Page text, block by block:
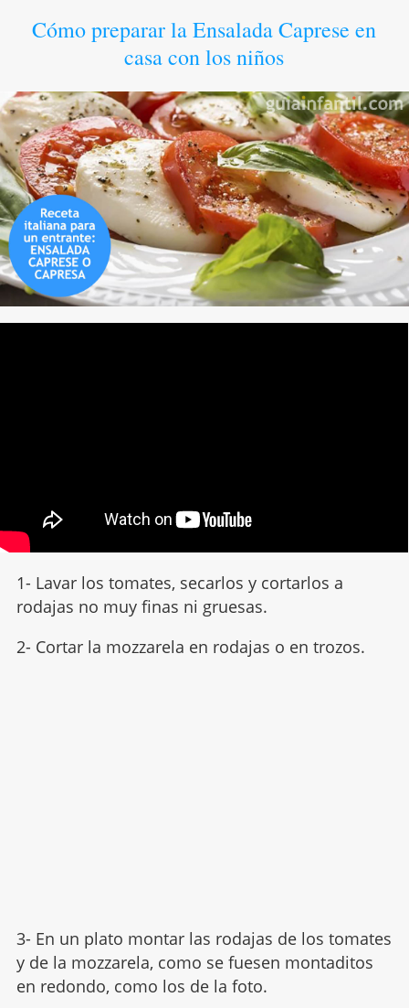
Cómo preparar la Ensalada Caprese en
casa con los niños
1- Lavar los tomates, secarlos y cortarlos a
rodajas no muy finas ni gruesas.
2- Cortar la mozzarela en rodajas o en trozos.
3- En un plato montar las rodajas de los tomates
y de la mozzarela, como se fuesen montaditos
en redondo, como los de la foto.